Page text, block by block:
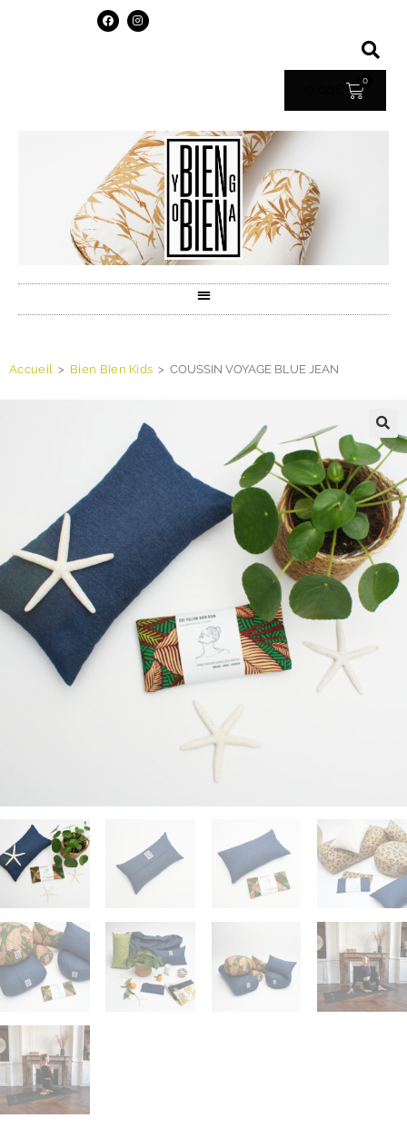
0
Accueil > Bien Bien Kids > COUSSIN VOYAGE BLUE JEAN